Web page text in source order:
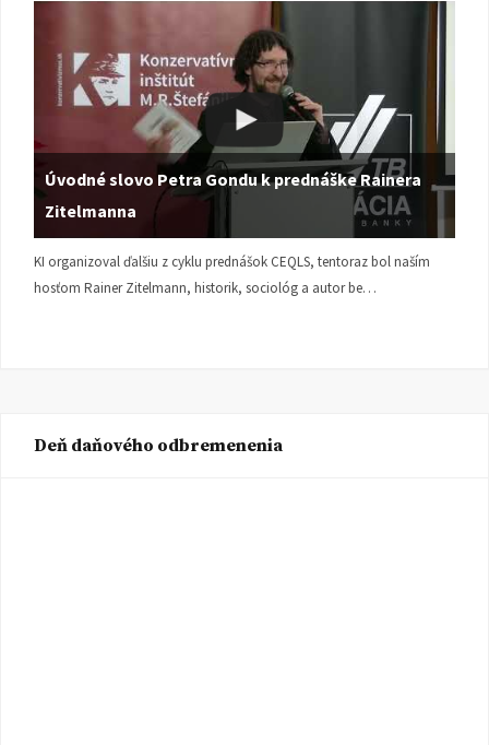
Úvodné slovo Petra Gondu k prednáške Rainera
Zitelmanna
KI organizoval ďalšiu z cyklu prednášok CEQLS, tentoraz bol naším
hosťom Rainer Zitelmann, historik, sociológ a autor be…
Deň daňového odbremenenia